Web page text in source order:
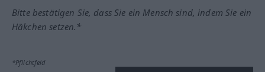
Bitte bestätigen Sie, dass Sie ein Mensch sind, indem Sie ein
Häkchen setzen.*
*Pflichtfeld